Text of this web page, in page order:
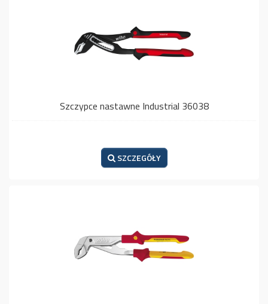
Szczypce nastawne Industrial 36038
SZCZEGÓŁY